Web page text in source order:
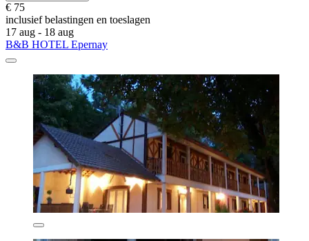
€ 75
inclusief belastingen en toeslagen
17 aug - 18 aug
B&B HOTEL Epernay